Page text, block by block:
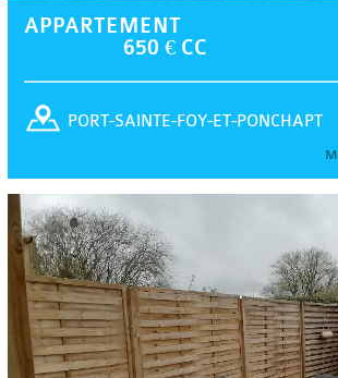
APPARTEMENT
650 € CC
PORT-SAINTE-FOY-ET-PONCHAPT